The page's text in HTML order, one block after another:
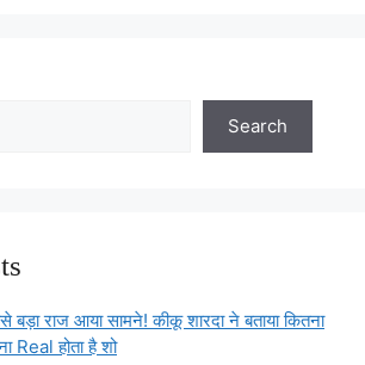
Search
बड़ा राज आया सामने! कीकू शारदा ने बताया कितना
होता है शो